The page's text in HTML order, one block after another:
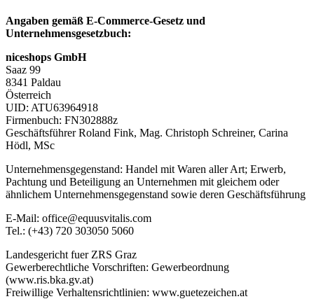
Angaben gemäß E-Commerce-Gesetz und
Unternehmensgesetzbuch:
niceshops GmbH
Saaz 99
8341 Paldau
Österreich
UID: ATU63964918
Firmenbuch: FN302888z
Geschäftsführer Roland Fink, Mag. Christoph Schreiner, Carina
Hödl, MSc
Unternehmensgegenstand: Handel mit Waren aller Art; Erwerb,
Pachtung und Beteiligung an Unternehmen mit gleichem oder
ähnlichem Unternehmensgegenstand sowie deren Geschäftsführung
E-Mail: office@equusvitalis.com
Tel.: (+43) 720 303050 5060
Landesgericht fuer ZRS Graz
Gewerberechtliche Vorschriften: Gewerbeordnung
(www.ris.bka.gv.at)
Freiwillige Verhaltensrichtlinien: www.guetezeichen.at